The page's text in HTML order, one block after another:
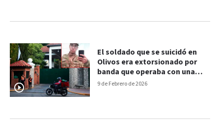
9 de Febrero de 2026
El soldado que se suicidó en
Olivos era extorsionado por
banda que operaba con una
aplicación de citas desde